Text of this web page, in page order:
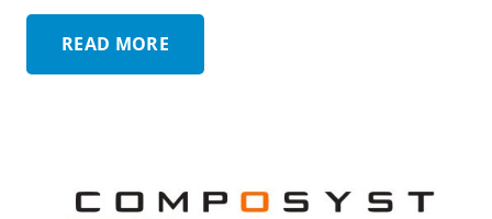
READ MORE